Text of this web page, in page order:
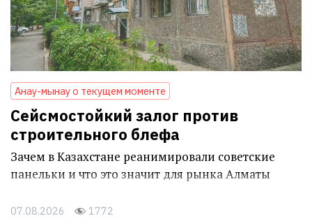
Анау-мынау о текущем моменте
Сейсмостойкий залог против
строительного блефа
Зачем в Казахстане реанимировали советские
панельки и что это значит для рынка Алматы
07.08.2026 1772